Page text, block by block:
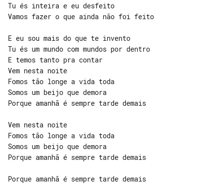
Tu és inteira e eu desfeito
Vamos fazer o que ainda não foi feito
E eu sou mais do que te invento
Tu és um mundo com mundos por dentro
E temos tanto pra contar
Vem nesta noite
Fomos tão longe a vida toda
Somos um beijo que demora
Porque amanhã é sempre tarde demais
Vem nesta noite
Fomos tão longe a vida toda
Somos um beijo que demora
Porque amanhã é sempre tarde demais
Porque amanhã é sempre tarde demais